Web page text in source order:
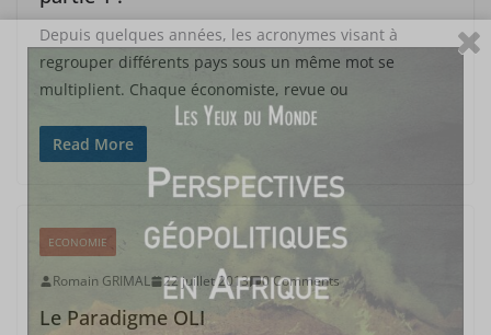
Depuis quelques années, les acronymes visant à
regrouper différents pays sous un même mot se
multiplient. Chaque économiste, revue ou
Read More
ECONOMIE
Romain GRIMAL 22 juillet 2013 0 Comments
Le Paradigme OLI